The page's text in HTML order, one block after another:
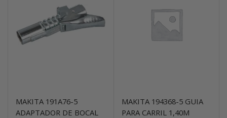
MAKITA 191A76-5
ADAPTADOR DE BOCAL
MAKITA 194368-5 GUIA
PARA CARRIL 1,40M